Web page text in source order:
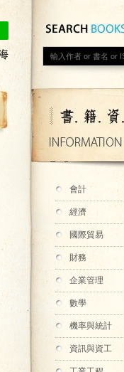
會計
經濟
國際貿易
財務
企業管理
數學
機率與統計
資訊與資工